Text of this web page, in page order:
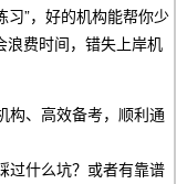
习”，好的机构能帮你少
浪费时间，错失上岸机
构、高效备考，顺利通
过什么坑？或者有靠谱